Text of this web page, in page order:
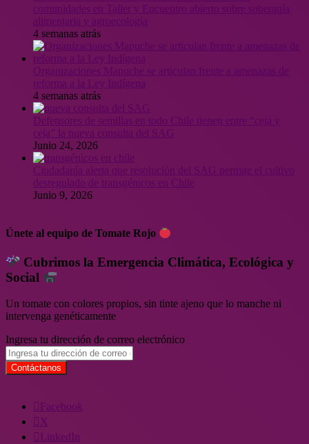
4 semanas atrás
Organizaciones Mapuche se articulan frente a amenazas de
4 semanas atrás
Defensores de semillas en todo Chile tienen entre “ceja y
ceja” la nueva consulta del SAG
Junio 24, 2026
Ciudadanía alerta que resolución del SAG permite el cultivo
desregulado de transgénicos en Chile
Junio 9, 2026
Únete al equipo de Tomate Rojo
Cubrimos la Emergencia Climática, Ecológica y
Social
Un tomate con colores propios, sin tinte ajeno que lo manche ni
intervenga genéticamente
Ingresa tu dirección de correo electrónico
Facebook
X
LinkedIn